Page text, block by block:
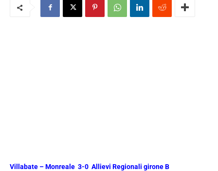
Villabate – Monreale 3-0 Allievi Regionali girone B